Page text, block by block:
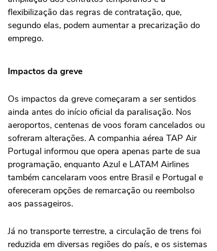
flexibilização das regras de contratação, que,
segundo elas, podem aumentar a precarização do
emprego.
Impactos da greve
Os impactos da greve começaram a ser sentidos
ainda antes do início oficial da paralisação. Nos
aeroportos, centenas de voos foram cancelados ou
sofreram alterações. A companhia aérea TAP Air
Portugal informou que opera apenas parte de sua
programação, enquanto Azul e LATAM Airlines
também cancelaram voos entre Brasil e Portugal e
ofereceram opções de remarcação ou reembolso
aos passageiros.
Já no transporte terrestre, a circulação de trens foi
reduzida em diversas regiões do país, e os sistemas